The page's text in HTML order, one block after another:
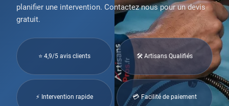
planifier une intervention. Contactez nous pour un devis
gratuit.
⭐ 4,9/5 avis clients 🛠 Artisans Qualifiés
⚡ Intervention rapide 💳 Facilité de paiement